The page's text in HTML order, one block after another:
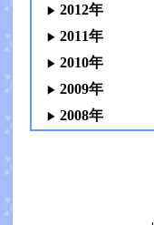
2012年
2011年
2010年
2009年
2008年